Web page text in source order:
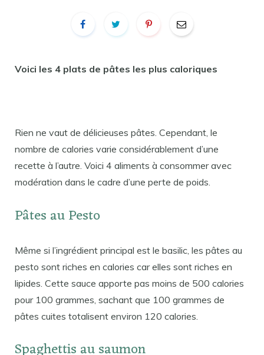
Voici les 4 plats de pâtes les plus caloriques
Rien ne vaut de délicieuses pâtes. Cependant, le
nombre de calories varie considérablement d’une
recette à l’autre. Voici 4 aliments à consommer avec
modération dans le cadre d’une perte de poids.
Pâtes au Pesto
Même si l’ingrédient principal est le basilic, les pâtes au
pesto sont riches en calories car elles sont riches en
lipides. Cette sauce apporte pas moins de 500 calories
pour 100 grammes, sachant que 100 grammes de
pâtes cuites totalisent environ 120 calories.
Spaghettis au saumon